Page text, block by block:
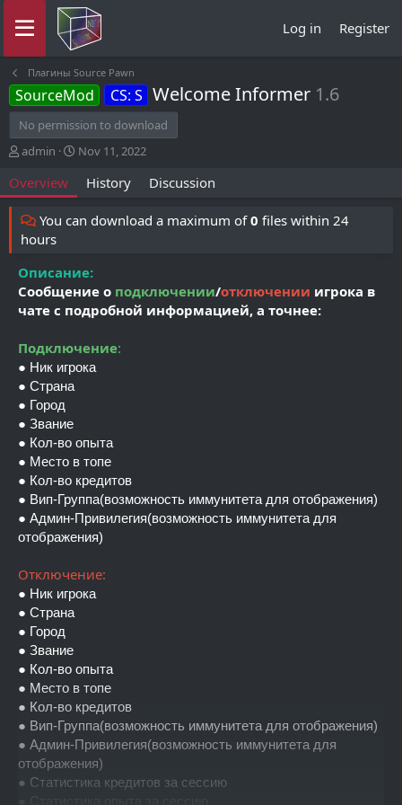
Log in Register
Плагины Source Pawn
SourceMod CS: S Welcome Informer 1.6
No permission to download
A
t
h
o
r
admin
C
t
d
a
t
Nov 11, 2022
Overview History Discussion
You can download a maximum of0 files within 24
hours
Описание:
Сообщение о подключении/отключении игрока в
чате с подробной информацией, а точнее:
Подключение:
● Ник игрока
● Страна
● Город
● Звание
● Кол-во опыта
● Место в топе
● Кол-во кредитов
● Вип-Группа(возможность иммунитета для отображения)
● Админ-Привилегия(возможность иммунитета для
отображения)
Отключение:
● Ник игрока
● Страна
● Город
● Звание
● Кол-во опыта
● Место в топе
● Кол-во кредитов
● Вип-Группа(возможность иммунитета для отображения)
● Админ-Привилегия(возможность иммунитета для
отображения)
● Статистика кредитов за сессию
● Статистика опыта за сессию